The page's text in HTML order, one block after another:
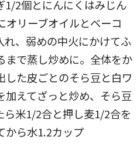
1/2個とにんにくはみじん
リーブオイルとベーコ
れ、弱めの中火にかけてふ
まで蒸し炒めに。全体をか
した皮ごとのそら豆と白ワ
加えてざっと炒め、そら豆
ら米1/2合と押し麦1/2合を
から水1.2カップ